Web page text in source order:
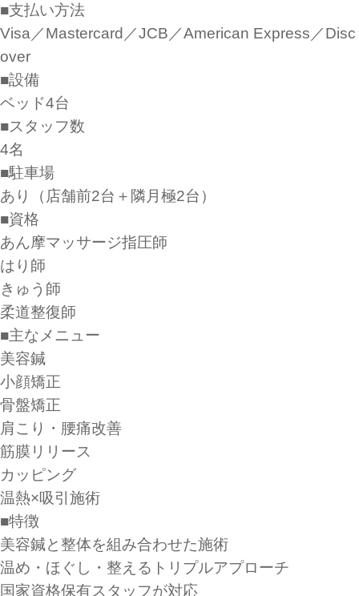
■支払い方法
Visa／Mastercard／JCB／American Express／Disc
over
■設備
ベッド4台
■スタッフ数
4名
■駐車場
あり（店舗前2台＋隣月極2台）
■資格
あん摩マッサージ指圧師
はり師
きゅう師
柔道整復師
■主なメニュー
美容鍼
小顔矯正
骨盤矯正
肩こり・腰痛改善
筋膜リリース
カッピング
温熱×吸引施術
■特徴
美容鍼と整体を組み合わせた施術
温め・ほぐし・整えるトリプルアプローチ
国家資格保有スタッフが対応